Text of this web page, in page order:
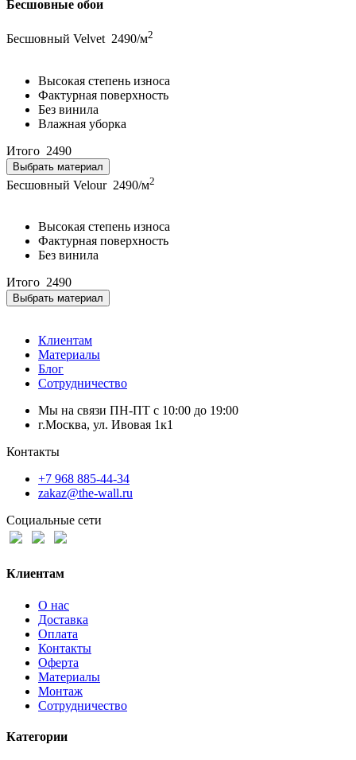
Бесшовные обои
Бесшовный Velvet 2490/м2
Высокая степень износа
Фактурная поверхность
Без винила
Влажная уборка
Итого 2490
Выбрать материал
Бесшовный Velour 2490/м2
Высокая степень износа
Фактурная поверхность
Без винила
Итого 2490
Выбрать материал
Клиентам
Материалы
Блог
Сотрудничество
Мы на связи ПН-ПТ с 10:00 до 19:00
г.Москва, ул. Ивовая 1к1
Контакты
+7 968 885-44-34
zakaz@the-wall.ru
Социальные сети
Клиентам
О нас
Доставка
Оплата
Контакты
Оферта
Материалы
Монтаж
Сотрудничество
Категории